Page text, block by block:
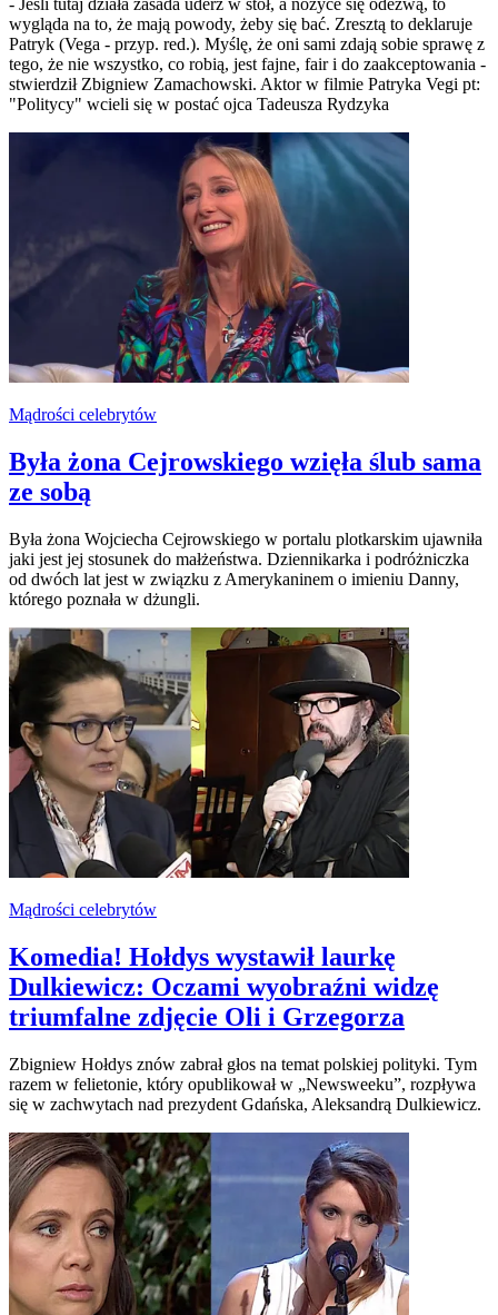
- Jeśli tutaj działa zasada uderz w stół, a nożyce się odezwą, to
wygląda na to, że mają powody, żeby się bać. Zresztą to deklaruje
Patryk (Vega - przyp. red.). Myślę, że oni sami zdają sobie sprawę z
tego, że nie wszystko, co robią, jest fajne, fair i do zaakceptowania -
stwierdził Zbigniew Zamachowski. Aktor w filmie Patryka Vegi pt:
"Politycy" wcieli się w postać ojca Tadeusza Rydzyka
Mądrości celebrytów
Była żona Cejrowskiego wzięła ślub sama
ze sobą
Była żona Wojciecha Cejrowskiego w portalu plotkarskim ujawniła
jaki jest jej stosunek do małżeństwa. Dziennikarka i podróżniczka
od dwóch lat jest w związku z Amerykaninem o imieniu Danny,
którego poznała w dżungli.
Mądrości celebrytów
Komedia! Hołdys wystawił laurkę
Dulkiewicz: Oczami wyobraźni widzę
triumfalne zdjęcie Oli i Grzegorza
Zbigniew Hołdys znów zabrał głos na temat polskiej polityki. Tym
razem w felietonie, który opublikował w „Newsweeku”, rozpływa
się w zachwytach nad prezydent Gdańska, Aleksandrą Dulkiewicz.